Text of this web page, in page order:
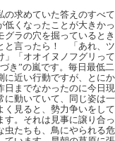
求めていた答えのすべ
低くなったことが大きか
ラの穴を掘っているとき
と言ったら！ 「あれ、
」「オオイヌノフグリっ
き”の嵐です。毎日最低二
に近い行動ですが、とに
日までなかったのに今日
に動いていて、同じ姿は
く見ると、勢力争いをし
す。それは見事に譲り合
虫たちも、鳥にやられる